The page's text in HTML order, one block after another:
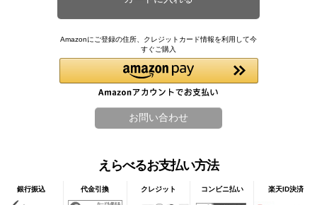
Amazonにご登録の住所、クレジットカード情報を利用して今
すぐご購入
えらべるお支払い方法
銀行振込 代金引換 クレジット コンビニ払い 楽天ID決済